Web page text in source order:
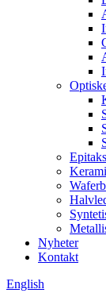
Nyheter
Kontakt
English